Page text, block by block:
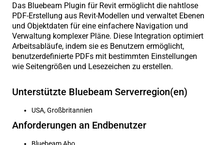
Das Bluebeam Plugin für Revit ermöglicht die nahtlose
PDF-Erstellung aus Revit-Modellen und verwaltet Ebenen
und Objektdaten für eine einfachere Navigation und
Verwaltung komplexer Pläne. Diese Integration optimiert
Arbeitsabläufe, indem sie es Benutzern ermöglicht,
benutzerdefinierte PDFs mit bestimmten Einstellungen
wie Seitengrößen und Lesezeichen zu erstellen.
Unterstützte Bluebeam Serverregion(en)
USA, Großbritannien
Anforderungen an Endbenutzer